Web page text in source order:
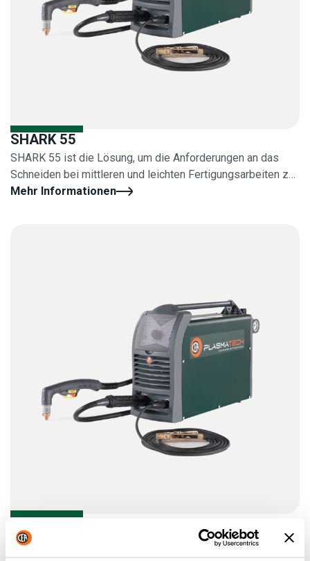
SHARK 55
SHARK 55 ist die Lösung, um die Anforderungen an das
Schneiden bei mittleren und leichten Fertigungsarbeiten zu
erfüllen
Mehr Informationen
SHARK 75 ist die Lösung, um die Anforderungen an das